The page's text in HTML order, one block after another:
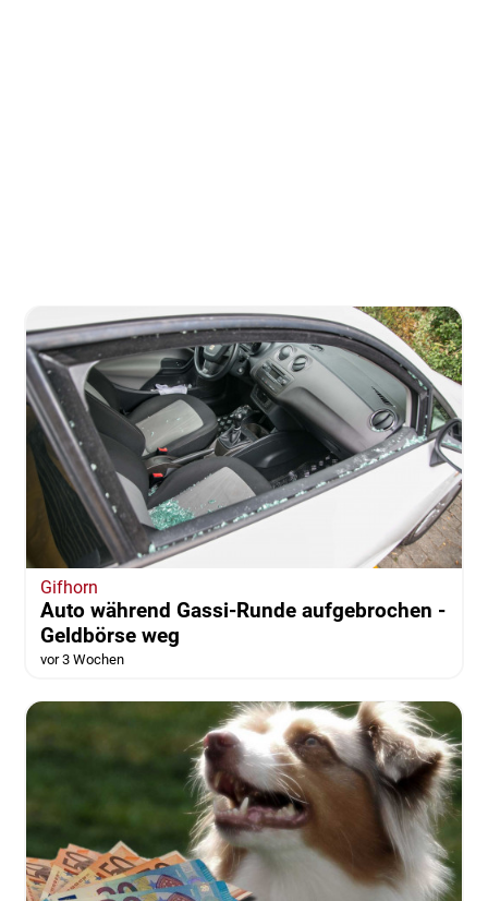
Gifhorn
Auto während Gassi-Runde aufgebrochen -
Geldbörse weg
vor 3 Wochen